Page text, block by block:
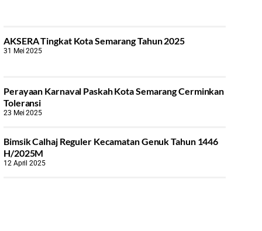
AKSERA Tingkat Kota Semarang Tahun 2025
31 Mei 2025
Perayaan Karnaval Paskah Kota Semarang Cerminkan
Toleransi
23 Mei 2025
Bimsik Calhaj Reguler Kecamatan Genuk Tahun 1446
H/2025M
12 April 2025